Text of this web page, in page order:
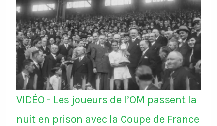
VIDÉO - Les joueurs de l’OM passent la
nuit en prison avec la Coupe de France